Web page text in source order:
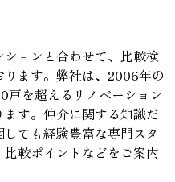
ョンと合わせて、比較検
ます。弊社は、2006年の
戸を超えるリノベーション
す。仲介に関する知識だ
ても経験豊富な専門スタ
較ポイントなどをご案内